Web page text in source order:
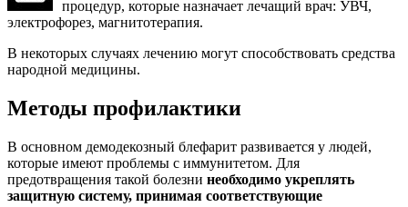
процедур, которые назначает лечащий врач: УВЧ,
электрофорез, магнитотерапия.
В некоторых случаях лечению могут способствовать средства
народной медицины.
Методы профилактики
В основном демодекозный блефарит развивается у людей,
которые имеют проблемы с иммунитетом. Для
предотвращения такой болезни необходимо укреплять
защитную систему, принимая соответствующие